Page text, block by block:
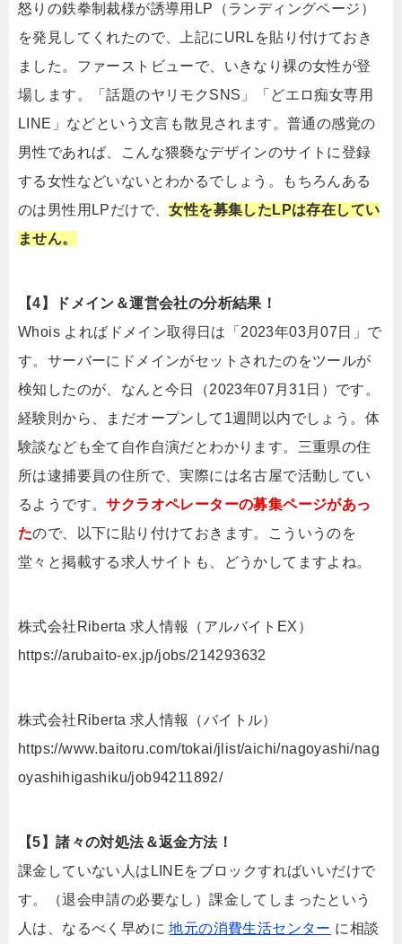
怒りの鉄拳制裁様が誘導用LP（ランディングページ）
を発見してくれたので、上記にURLを貼り付けておき
ました。ファーストビューで、いきなり裸の女性が登
場します。「話題のヤリモクSNS」「どエロ痴女専用
LINE」などという文言も散見されます。普通の感覚の
男性であれば、こんな猥褻なデザインのサイトに登録
する女性などいないとわかるでしょう。もちろんある
のは男性用LPだけで、女性を募集したLPは存在してい
ません。
【4】ドメイン＆運営会社の分析結果！
Whois よればドメイン取得日は「2023年03月07日」で
す。サーバーにドメインがセットされたのをツールが
検知したのが、なんと今日（2023年07月31日）です。
経験則から、まだオープンして1週間以内でしょう。体
験談なども全て自作自演だとわかります。三重県の住
所は逮捕要員の住所で、実際には名古屋で活動してい
るようです。サクラオペレーターの募集ページがあっ
たので、以下に貼り付けておきます。こういうのを
堂々と掲載する求人サイトも、どうかしてますよね。
株式会社Riberta 求人情報（アルバイトEX）
https://arubaito-ex.jp/jobs/214293632
株式会社Riberta 求人情報（バイトル）
https://www.baitoru.com/tokai/jlist/aichi/nagoyashi/nag
oyashihigashiku/job94211892/
【5】諸々の対処法＆返金方法！
課金していない人はLINEをブロックすればいいだけで
す。（退会申請の必要なし）課金してしまったという
人は、なるべく早めに地元の消費生活センター に相談